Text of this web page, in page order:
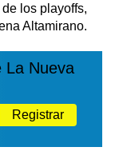
los playoffs,
Altamirano.
La Nueva
Registrar